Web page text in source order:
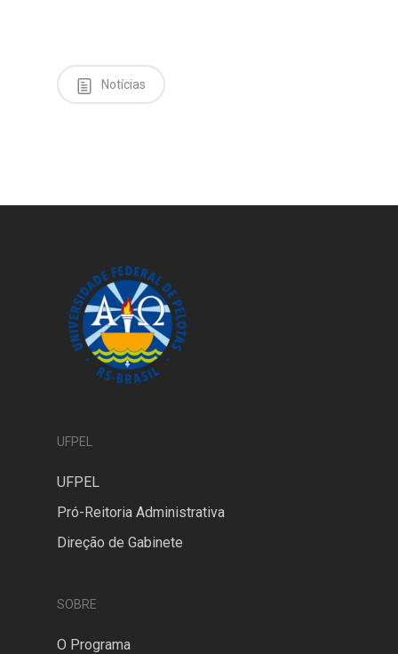
Notícias
UFPEL
UFPEL
Pró-Reitoria Administrativa
Direção de Gabinete
SOBRE
O Programa